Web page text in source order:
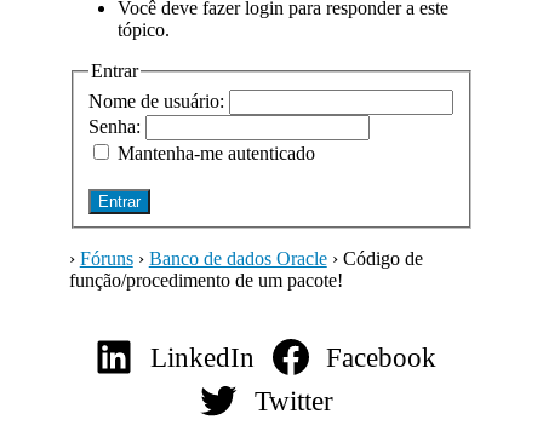
Você deve fazer login para responder a este
tópico.
Entrar
Nome de usuário:
Senha:
Mantenha-me autenticado
Entrar
› Fóruns › Banco de dados Oracle › Código de
função/procedimento de um pacote!
LinkedIn
Facebook
Twitter